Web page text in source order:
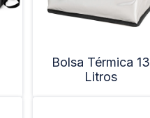
Bolsa Térmica 13
Litros